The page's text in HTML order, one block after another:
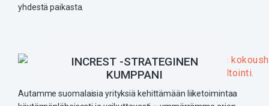
yhdestä paikasta.
INCREST -STRATEGINEN
KUMPPANI
Autamme suomalaisia yrityksiä kehittämään liiketoimintaa